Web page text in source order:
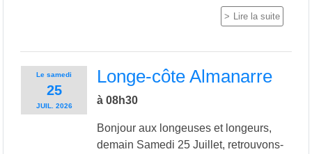
Lire la suite
Lesamedi
25
JUIL. 2026
Longe-côte Almanarre
à 08h30
Bonjour aux longeuses et longeurs,
demain Samedi 25 Juillet, retrouvons-